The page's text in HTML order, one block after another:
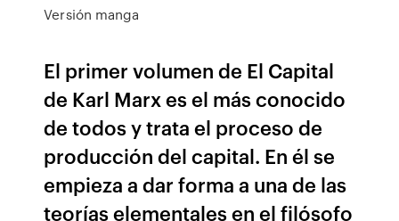
Versión manga
El primer volumen de El Capital
de Karl Marx es el más conocido
de todos y trata el proceso de
producción del capital. En él se
empieza a dar forma a una de las
teorías elementales en el filósofo